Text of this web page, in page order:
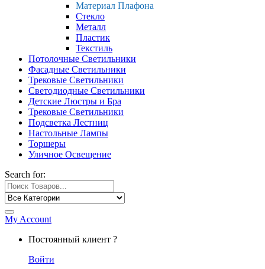
Материал Плафона
Стекло
Металл
Пластик
Текстиль
Потолочные Светильники
Фасадные Светильники
Трековые Светильники
Светодиодные Светильники
Детские Люстры и Бра
Трековые Светильники
Подсветка Лестниц
Настольные Лампы
Торшеры
Уличное Освещение
Search for:
My Account
Постоянный клиент ?
Войти